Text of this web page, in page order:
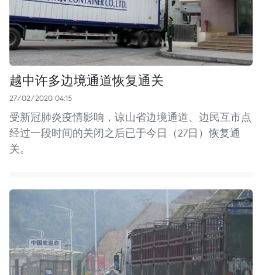
越中许多边境通道恢复通关
27/02/2020 04:15
受新冠肺炎疫情影响，谅山省边境通道、边民互市点
经过一段时间的关闭之后已于今日（27日）恢复通
关。